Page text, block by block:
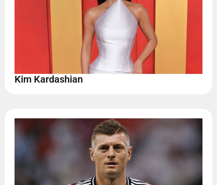
Kim Kardashian